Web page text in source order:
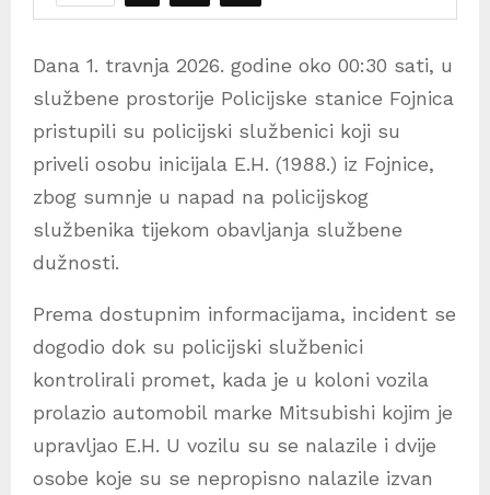
Dana 1. travnja 2026. godine oko 00:30 sati, u
službene prostorije Policijske stanice Fojnica
pristupili su policijski službenici koji su
priveli osobu inicijala E.H. (1988.) iz Fojnice,
zbog sumnje u napad na policijskog
službenika tijekom obavljanja službene
dužnosti.
Prema dostupnim informacijama, incident se
dogodio dok su policijski službenici
kontrolirali promet, kada je u koloni vozila
prolazio automobil marke Mitsubishi kojim je
upravljao E.H. U vozilu su se nalazile i dvije
osobe koje su se nepropisno nalazile izvan